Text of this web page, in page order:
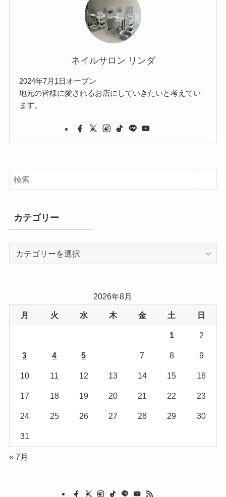
ネイルサロン リンダ
2024年7月1日オープン
地元の皆様に愛されるお店にしていきたいと考えてい
ます。
カテゴリー
2026年8月
月 火 水 木 金 土 日
1 2
3 4 5 7 8 9
10 11 12 13 14 15 16
17 18 19 20 21 22 23
24 25 26 27 28 29 30
31
« 7月